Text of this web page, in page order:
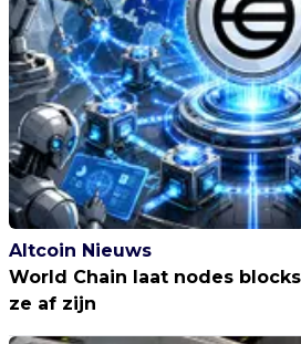
Altcoin Nieuws
World Chain laat nodes
ze af zijn